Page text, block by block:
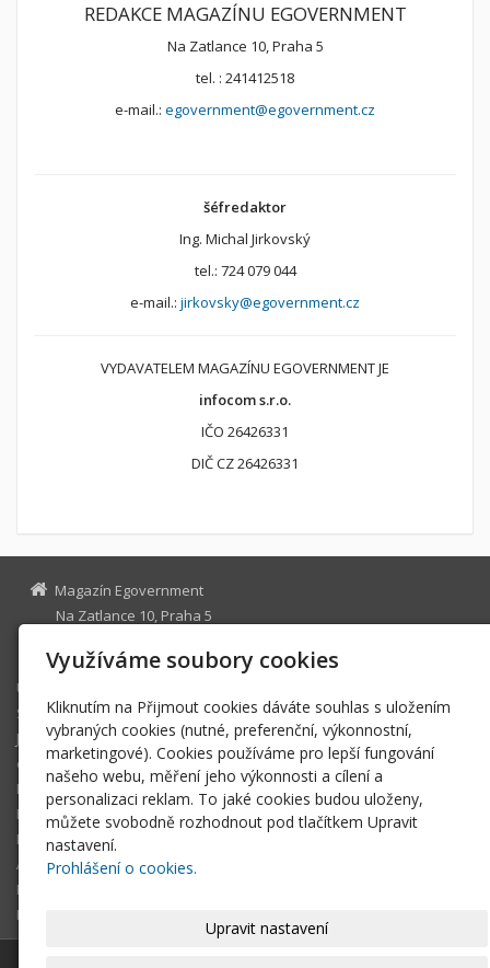
REDAKCE MAGAZÍNU EGOVERNMENT
Na Zatlance 10, Praha 5
tel. : 241412518
e-mail.: egovernment@egovernment.cz
šéfredaktor
Ing. Michal Jirkovský
tel.: 724 079 044
e-mail.: jirkovsky@egovernment.cz
VYDAVATELEM MAGAZÍNU EGOVERNMENT JE
infocom s.r.o.
IČO 26426331
DIČ CZ 26426331
Magazín Egovernment
Na Zatlance 10, Praha 5
egovernment@egovernment.cz
Úvodní stránka
STUDIO
JIHLAVA
eOSOBNOST
ROK INFORMATIKY
MIKULOV
EGOVERNMENT THE BEST
ARCHIV MAGAZÍNU
DOTAZ
REGISTRACE ČTENÁŘE
Využíváme soubory cookies
Kliknutím na Přijmout cookies dáváte souhlas s uložením
vybraných cookies (nutné, preferenční, výkonnostní,
marketingové). Cookies používáme pro lepší fungování
našeho webu, měření jeho výkonnosti a cílení a
personalizaci reklam. To jaké cookies budou uloženy,
můžete svobodně rozhodnout pod tlačítkem Upravit
nastavení.
Prohlášení o cookies.
Upravit nastavení